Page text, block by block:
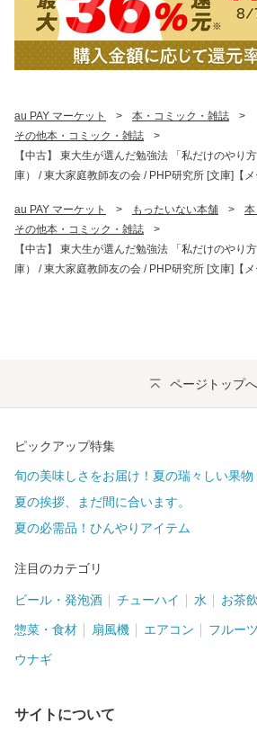
au PAY マーケット > 本・コミック・雑誌
>
その他本・コミック・雑誌
>
【中古】 東大生が選んだ勉強法 「私だけのやり
庫） / 東大家庭教師友の会 / PHP研究所 [文庫]【メ
au PAY マーケット > もったいない本舗 >
その他本・コミック・雑誌
>
【中古】 東大生が選んだ勉強法 「私だけのやり
庫） / 東大家庭教師友の会 / PHP研究所 [文庫]【メ
ページトップへ
ピックアップ特集
旬の美味しさをお届け！夏の瑞々しい果物
夏の挨拶、まだ間に合います。
夏の必需品！ひんやりアイテム
注目のカテゴリ
ビール・発泡酒 チューハイ 水 お茶
惣菜・食材 扇風機 エアコン フルーツ
ウナギ
サイトについて